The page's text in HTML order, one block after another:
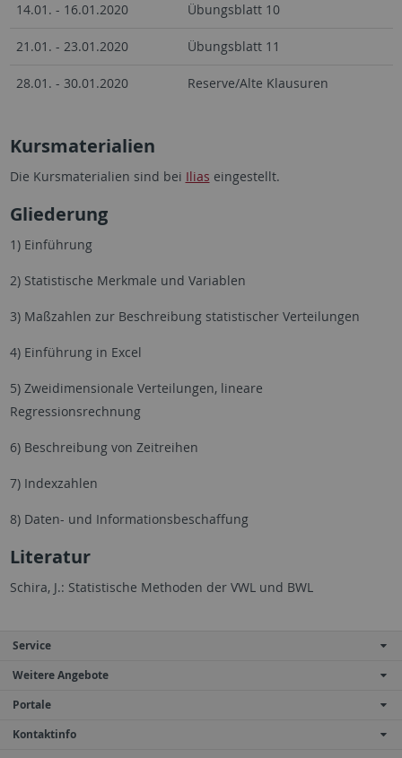
14.01. - 16.01.2020 Übungsblatt 10
21.01. - 23.01.2020 Übungsblatt 11
28.01. - 30.01.2020 Reserve/Alte Klausuren
Kursmaterialien
Die Kursmaterialien sind bei Ilias eingestellt.
Gliederung
1) Einführung
2) Statistische Merkmale und Variablen
3) Maßzahlen zur Beschreibung statistischer Verteilungen
4) Einführung in Excel
5) Zweidimensionale Verteilungen, lineare
Regressionsrechnung
6) Beschreibung von Zeitreihen
7) Indexzahlen
8) Daten- und Informationsbeschaffung
Literatur
Schira, J.: Statistische Methoden der VWL und BWL
Service
Weitere Angebote
Portale
Kontaktinfo